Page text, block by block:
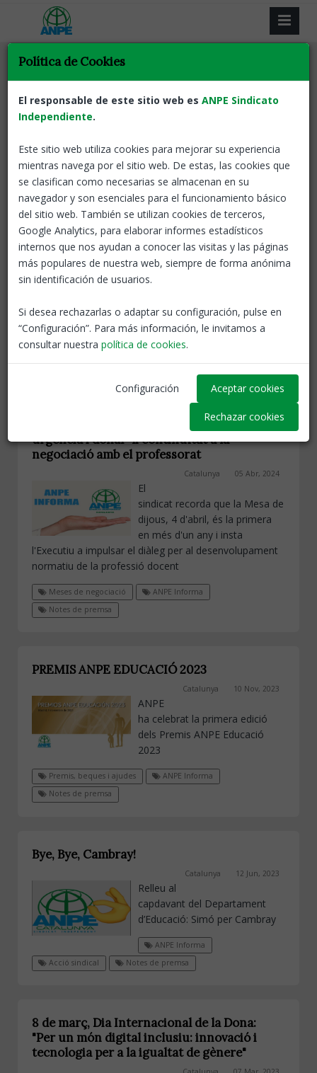
Resultat de la recerca
Tornar
ANPE reclama l'extensió del dret a la
jubilació anticipada a tot el professorat de
l'ensenyament públic
Catalunya 12 May, 2026
El
sindicat denuncia la desigualtat
règim de cotització i demana
que s'incentivi econòmicament la jubilació amb 60
anys d'edat i 30 de servei.
Jubilacions Docents Notes de premsa
ANPE exigeix al Govern reactivar amb
urgència i donar-li continuïtat a la
negociació amb el professorat
Catalunya 05 Abr, 2024
El
sindicat recorda que la Mesa de
dijous, 4 d'abril, és la primera
en més d'un any i insta
l'Executiu a impulsar el diàleg per al desenvolupament
normatiu de la professió docent
Meses de negociació
ANPE Informa
Notes de premsa
PREMIS ANPE EDUCACIÓ 2023
Catalunya 10 Nov, 2023
ANPE
ha celebrat la primera edició
dels Premis ANPE Educació
2023
Premis, beques i ajudes
ANPE Informa
Notes de premsa
Bye, Bye, Cambray!
Catalunya 12 Jun, 2023
Relleu al
capdavant del Departament
d’Educació: Simó per Cambray
ANPE Informa
Acció sindical
Notes de premsa
8 de març, Dia Internacional de la Dona:
"Per un món digital inclusiu: innovació i
tecnologia per a la igualtat de gènere"
Política de Cookies
El responsable de este sitio web es ANPE Sindicato
Independiente.
Este sitio web utiliza cookies para mejorar su experiencia
mientras navega por el sitio web. De estas, las cookies que
se clasifican como necesarias se almacenan en su
navegador y son esenciales para el funcionamiento básico
del sitio web. También se utilizan cookies de terceros,
Google Analytics, para elaborar informes estadísticos
internos que nos ayudan a conocer las visitas y las páginas
más populares de nuestra web, siempre de forma anónima
sin identificación de usuarios.
Si desea rechazarlas o adaptar su configuración, pulse en
“Configuración”. Para más información, le invitamos a
consultar nuestra política de cookies.
Configuración Aceptar cookies
Rechazar cookies